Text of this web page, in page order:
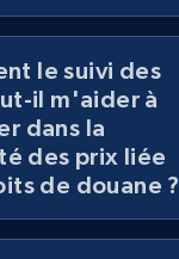
global dataset
le suivi des
il m'aider à
dans la
des prix liée
de douane ?